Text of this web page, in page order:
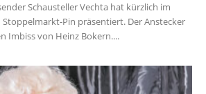
Schausteller Vechta hat kürzlich im
Stoppelmarkt-Pin präsentiert. Der Anstecker
Imbiss von Heinz Bokern....